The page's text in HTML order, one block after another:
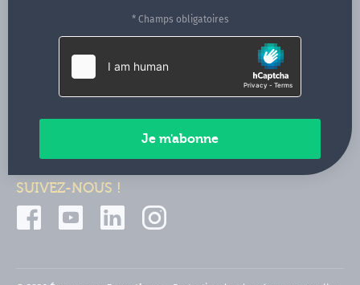
* Champs obligatoires
35000 Rennes
02 99 05 25 47
Contactez-nous
Paiements sécurisés
SUIVEZ-NOUS !